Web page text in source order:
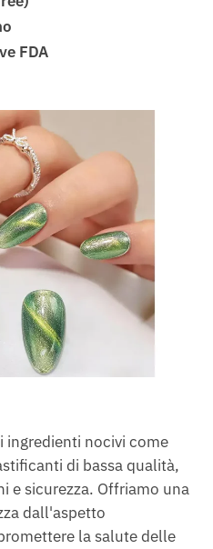
FDA
nocivi come
di bassa qualità,
e sicurezza. Offriamo una
dall'aspetto
la salute delle